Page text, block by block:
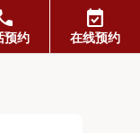
预约
event_available
在线预约